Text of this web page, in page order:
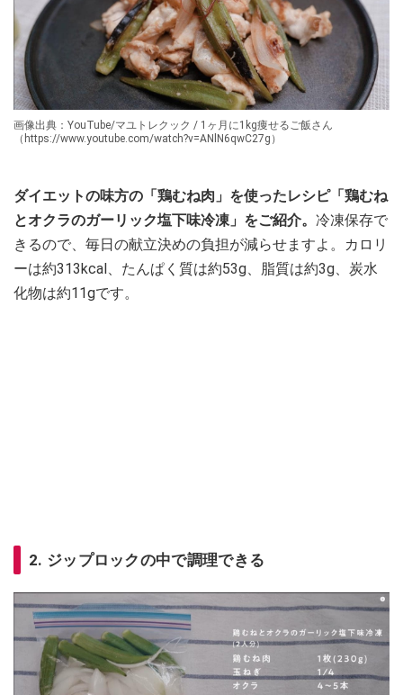
画像出典：YouTube/マユトレクック / 1ヶ月に1kg痩せるご飯さん
（https://www.youtube.com/watch?v=ANlN6qwC27g）
ダイエットの味方の「鶏むね肉」を使ったレシピ「鶏むね
とオクラのガーリック塩下味冷凍」をご紹介。 冷凍保存で
きるので、毎日の献立決めの負担が減らせますよ。カロリ
ーは約313kcal、たんぱく質は約53g、脂質は約3g、炭水
化物は約11gです。
2. ジップロックの中で調理できる